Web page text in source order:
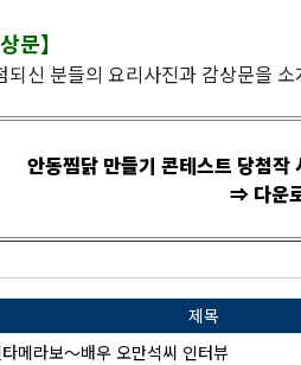
문】
신 분들의 요리사진과 감상문을
안동찜닭 만들기 콘테스트 당첨
⇒ 다운
제목
메라보～배우 오만석씨 인터뷰